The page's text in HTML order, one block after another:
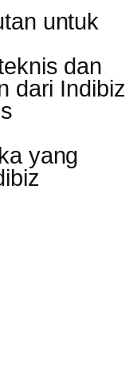
untuk
dan
dari Indibiz
yang